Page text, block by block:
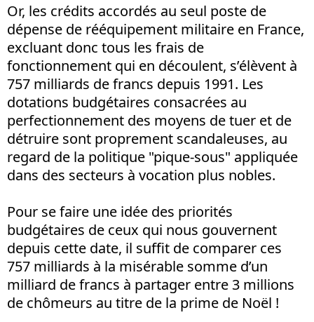
Or, les crédits accordés au seul poste de
dépense de rééquipement militaire en France,
excluant donc tous les frais de
fonctionnement qui en découlent, s’élèvent à
757 milliards de francs depuis 1991. Les
dotations budgétaires consacrées au
perfectionnement des moyens de tuer et de
détruire sont proprement scandaleuses, au
regard de la politique "pique-sous" appliquée
dans des secteurs à vocation plus nobles.
Pour se faire une idée des priorités
budgétaires de ceux qui nous gouvernent
depuis cette date, il suffit de comparer ces
757 milliards à la misérable somme d’un
milliard de francs à partager entre 3 millions
de chômeurs au titre de la prime de Noël !